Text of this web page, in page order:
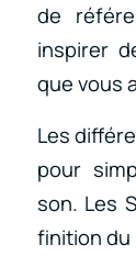
de
inspirer
que vous
Les
pour
son. Les
finition